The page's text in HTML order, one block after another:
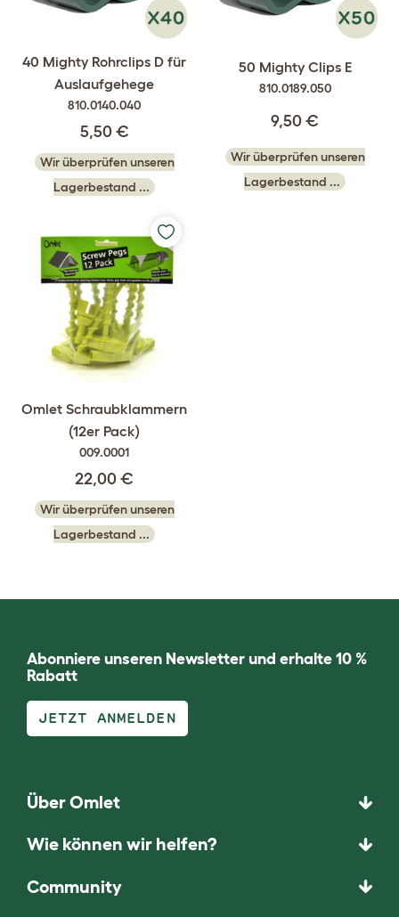
40 Mighty Rohrclips D für
Auslaufgehege
810.0140.040
5,50 €
Wir überprüfen unseren
Lagerbestand ...
50 Mighty Clips E
810.0189.050
9,50 €
Wir überprüfen unseren
Lagerbestand ...
Omlet Schraubklammern
(12er Pack)
009.0001
22,00 €
Wir überprüfen unseren
Lagerbestand ...
Abonniere unseren Newsletter und erhalte 10 %
Rabatt
JETZT ANMELDEN
Über Omlet
Wie können wir helfen?
Community